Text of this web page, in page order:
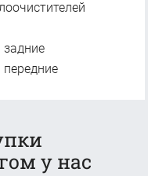
задние
у нас